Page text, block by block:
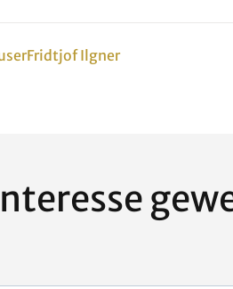
Fridtjof Ilgner